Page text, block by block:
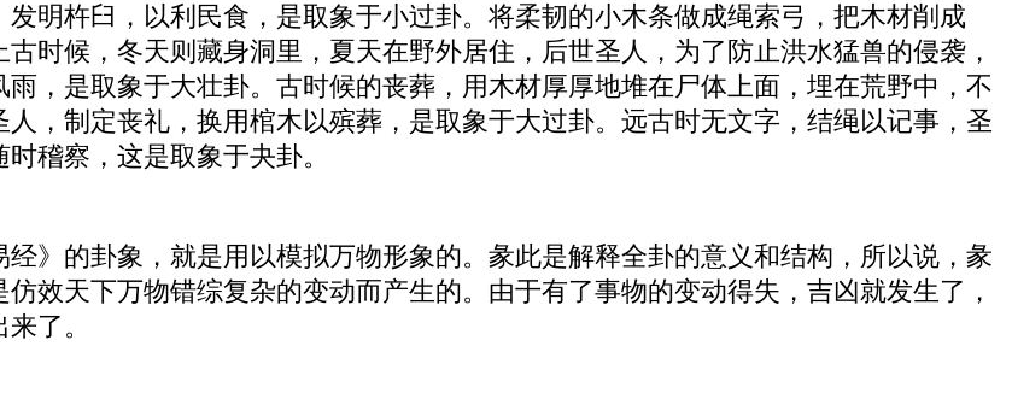
明杵臼，以利民食，是取象于小过卦。将柔韧的小木条做成绳索弓，把木材削成
时候，冬天则藏身洞里，夏天在野外居住，后世圣人，为了防止洪水猛兽的侵袭，
，是取象于大壮卦。古时候的丧葬，用木材厚厚地堆在尸体上面，埋在荒野中，不
，制定丧礼，换用棺木以殡葬，是取象于大过卦。远古时无文字，结绳以记事，圣
稽察，这是取象于夬卦。
》的卦象，就是用以模拟万物形象的。彖此是解释全卦的意义和结构，所以说，彖
效天下万物错综复杂的变动而产生的。由于有了事物的变动得失，吉凶就发生了，
了。